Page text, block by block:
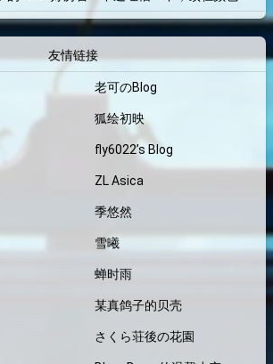
友情链接
老可のBlog
狐绘初映
fly6022’s Blog
ZL Asica
季悠然
雪曦
蝉时雨
某真鸽子的贝壳
さくら荘後の花園